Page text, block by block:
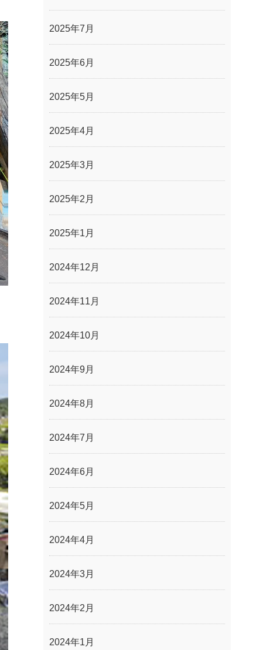
2025年7月
2025年6月
2025年5月
2025年4月
2025年3月
2025年2月
2025年1月
2024年12月
2024年11月
2024年10月
2024年9月
2024年8月
2024年7月
2024年6月
2024年5月
2024年4月
2024年3月
2024年2月
2024年1月